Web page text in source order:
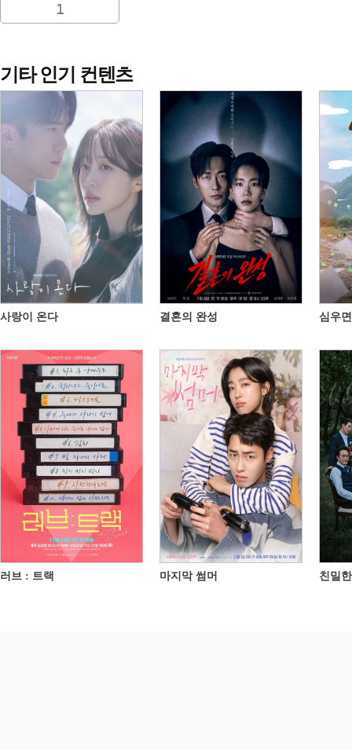
1
기타 인기 컨텐츠
사랑이 온다 결혼의 완성 심우
러브 : 트랙 마지막 썸머 친밀